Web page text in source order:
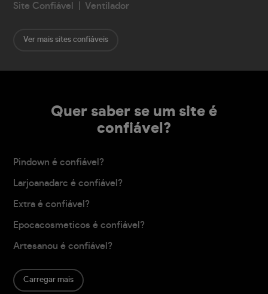
Site Confiável | Ventilador
Ver mais sites confiáveis
Quer saber se um site é
confiável?
Pindown é confiável?
Larjoanadarc é confiável?
Extra é confiável?
Epocacosmeticos é confiável?
Artesanou é confiável?
Carregar mais